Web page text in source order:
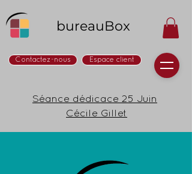
Contactez-nous Espace client
bureauBox
Séance dédicace 25 Juin
Cécile Gillet